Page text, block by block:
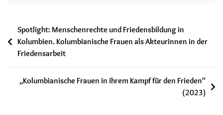
Spotlight: Menschenrechte und Friedensbildung in
Kolumbien. Kolumbianische Frauen als Akteurinnen in der
Friedensarbeit
„Kolumbianische Frauen in ihrem Kampf für den Frieden“
(2023)